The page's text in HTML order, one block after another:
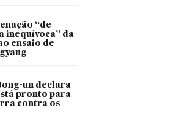
“de
inequívoca” da
ensaio de
un declara
pronto para
contra os